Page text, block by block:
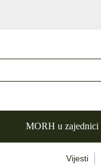
MORH u zajednici
Vijesti